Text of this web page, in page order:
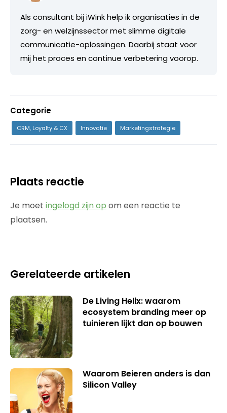
Als consultant bij iWink help ik organisaties in de
zorg- en welzijnssector met slimme digitale
communicatie-oplossingen. Daarbij staat voor
mij het proces en continue verbetering voorop.
Categorie
CRM, Loyalty & CX Innovatie Marketingstrategie
Plaats reactie
Je moet ingelogd zijn op om een reactie te
plaatsen.
Gerelateerde artikelen
De Living Helix: waarom
ecosystem branding meer op
tuinieren lijkt dan op bouwen
Waarom Beieren anders is dan
Silicon Valley